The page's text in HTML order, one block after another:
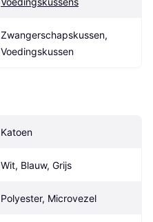
Zwangerschapskussen,
Voedingskussen
Katoen
Wit, Blauw, Grijs
Polyester, Microvezel